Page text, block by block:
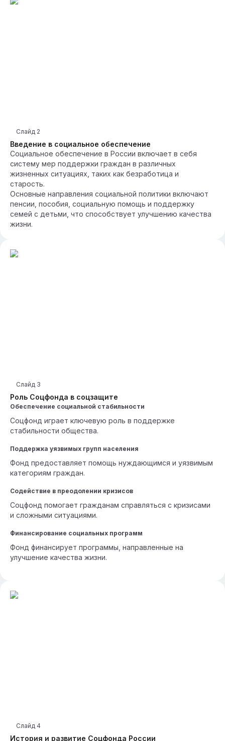
Введение в социальное обеспечение
Слайд 2
Социальное обеспечение в России включает в себя
систему мер поддержки граждан в различных
жизненных ситуациях, таких как безработица и
старость.
Основные направления социальной политики включают
пенсии, пособия, социальную помощь и поддержку
семей с детьми, что способствует улучшению качества
жизни.
Роль Соцфонда в соцзащите
Слайд 3
Обеспечение социальной стабильности
Соцфонд играет ключевую роль в поддержке
стабильности общества.
Поддержка уязвимых групп населения
Фонд предоставляет помощь нуждающимся и уязвимым
категориям граждан.
Содействие в преодолении кризисов
Соцфонд помогает гражданам справляться с кризисами
и сложными ситуациями.
Финансирование социальных программ
Фонд финансирует программы, направленные на
улучшение качества жизни.
История и развитие Соцфонда России
Слайд 4